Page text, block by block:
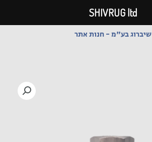
שיברוג בע"מ - חנות אתר
SHIVRUG ltd